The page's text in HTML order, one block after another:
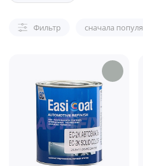
Фильтр сначала